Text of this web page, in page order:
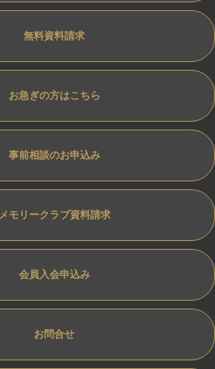
無料資料請求
お急ぎの方はこちら
事前相談のお申込み
メモリークラブ資料請求
会員入会申込み
お問合せ